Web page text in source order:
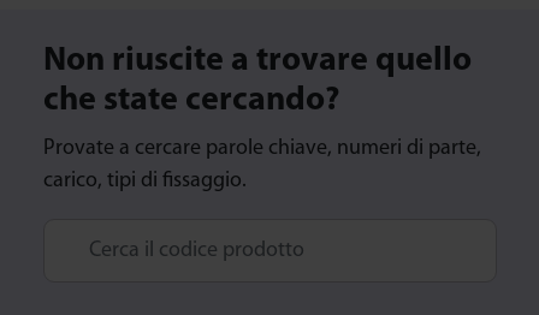
Non riuscite a trovare quello
che state cercando?
Provate a cercare parole chiave, numeri di parte,
carico, tipi di fissaggio.